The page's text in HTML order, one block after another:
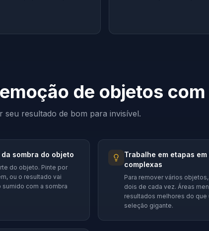
de objetos com
seu resultado de bom para invisível.
sombra do objeto
do objeto. Pinte por
ou o resultado vai
sumido com a sombra
Trabalhe em etapas
complexas
Para remover vários
dois de cada vez. Áreas
resultados melhores do que
seleção gigante.